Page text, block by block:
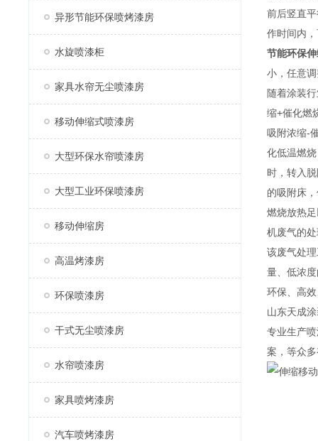
异形节能环保喷烤漆房
水旋喷漆柜
家具水帘无尘喷漆房
移动伸缩式喷漆房
大型环保水帘喷漆房
大型工业环保喷漆房
移动伸缩房
高温烤漆房
环保喷漆房
干式无尘喷漆房
水帘喷漆房
家具喷烤漆房
汽车喷烤漆房
前后竖直
作时间内
节能环保
小，任意
随着涂装
缩+催化燃
吸附浓缩-
化低温燃
时，转入
的吸附床
燃烧放热
机废气的
该废气处
量、低浓
环保、高
山东天成
专业生产
案，等众